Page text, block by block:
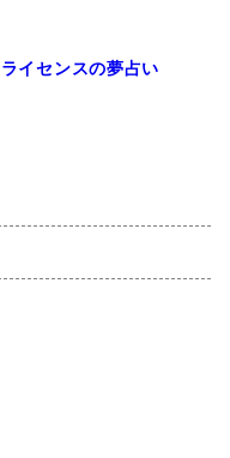
イセンスの夢占い